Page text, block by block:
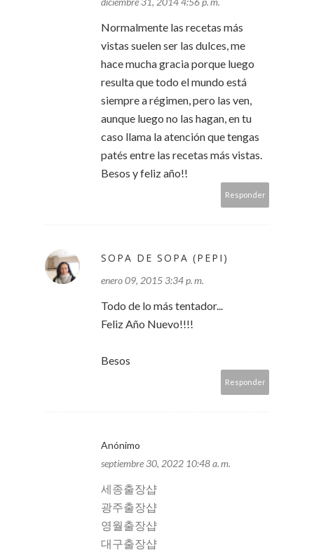
Normalmente las recetas más
vistas suelen ser las dulces, me
hace mucha gracia porque luego
resulta que todo el mundo está
siempre a régimen, pero las ven,
aunque luego no las hagan, en tu
caso llama la atención que tengas
patés entre las recetas más vistas.
Besos y feliz año!!
Responder
SOPA DE SOPA (PEPI)
enero 09, 2015 3:34 p. m.
Todo de lo más tentador...
Feliz Año Nuevo!!!!
Besos
Responder
Anónimo
septiembre 30, 2022 10:48 a. m.
세종출장샵
광주출장샵
영월출장샵
대구출장샵